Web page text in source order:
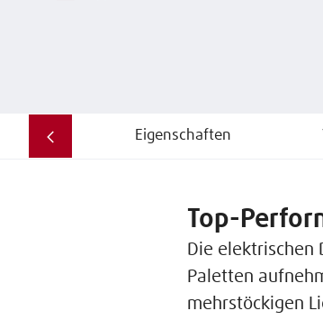
Eigenschaften
Top-
Die elektrischen
Paletten
mehrstöckigen